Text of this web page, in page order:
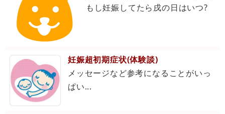
もし妊娠してたら戌の日はいつ?
妊娠超初期症状(体験談)
メッセージなど参考になることがいっ
ぱい...